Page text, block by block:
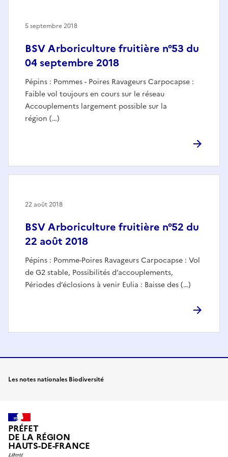
BSV Arboriculture fruitière n°53 du
04 septembre 2018
Pépins : Pommes - Poires Ravageurs Carpocapse :
Faible vol toujours en cours sur le réseau
Accouplements largement possible sur la
région (…)
5 septembre 2018
BSV Arboriculture fruitière n°52 du
22 août 2018
Pépins : Pomme-Poires Ravageurs Carpocapse : Vol
de G2 stable, Possibilités d’accouplements,
Périodes d’éclosions à venir Eulia : Baisse des (…)
22 août 2018
Les notes nationales Biodiversité
PRÉFET
DE LA RÉGION
HAUTS-DE-FRANCE